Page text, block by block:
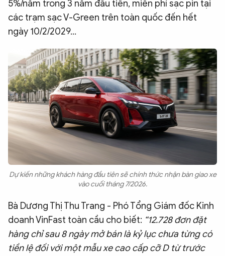
5%/năm trong 3 năm đầu tiên, miễn phí sạc pin tại
các trạm sạc V-Green trên toàn quốc đến hết
ngày 10/2/2029...
Dự kiến những khách hàng đầu tiên sẽ chính thức nhận bàn giao xe
vào cuối tháng 7/2026.
Bà Dương Thị Thu Trang - Phó Tổng Giám đốc Kinh
doanh VinFast toàn cầu cho biết: “12.728 đơn đặt
hàng chỉ sau 8 ngày mở bán là kỷ lục chưa từng có
tiền lệ đối với một mẫu xe cao cấp cỡ D từ trước